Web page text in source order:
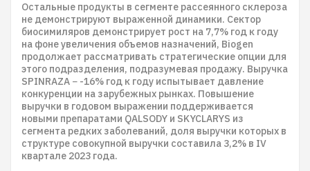
Остальные продукты в сегменте рассеянного склероза
не демонстрируют выраженной динамики. Сектор
биосимиляров демонстрирует рост на 7,7% год к году
на фоне увеличения объемов назначений, Biogen
продолжает рассматривать стратегические опции для
этого подразделения, подразумевая продажу. Выручка
SPINRAZA − -16% год к году испытывает давление
конкуренции на зарубежных рынках. Повышение
выручки в годовом выражении поддерживается
новыми препаратами QALSODY и SKYCLARYS из
сегмента редких заболеваний, доля выручки которых в
структуре совокупной выручки составила 3,2% в IV
квартале 2023 года.